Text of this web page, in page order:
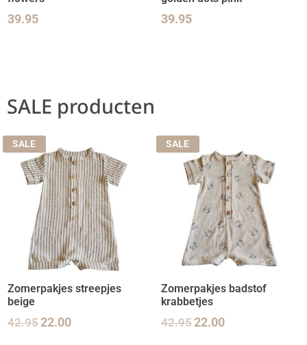
39.95 39.95
SALE producten
SALE
Zomerpakjes streepjes
beige
42.9522.00
SALE
Zomerpakjes badstof
krabbetjes
42.9522.00